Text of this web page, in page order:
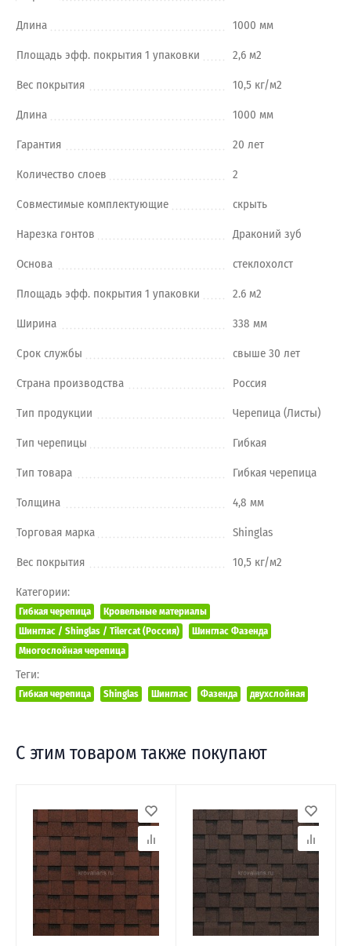
Длина 1000 мм
Площадь эфф. покрытия 1 упаковки 2,6 м2
Вес покрытия 10,5 кг/м2
Длина 1000 мм
Гарантия 20 лет
Количество слоев 2
Совместимые комплектующие скрыть
Нарезка гонтов Драконий зуб
Основа стеклохолст
Площадь эфф. покрытия 1 упаковки 2.6 м2
Ширина 338 мм
Срок службы свыше 30 лет
Страна производства Россия
Тип продукции Черепица (Листы)
Тип черепицы Гибкая
Тип товара Гибкая черепица
Толщина 4,8 мм
Торговая марка Shinglas
Вес покрытия 10,5 кг/м2
Категории:
Гибкая черепица
Кровельные материалы
Шинглас / Shinglas / Tilercat (Россия)
Шинглас Фазенда
Многослойная черепица
Теги:
Гибкая черепица Shinglas Шинглас Фазенда двухслойная
С этим товаром также покупают